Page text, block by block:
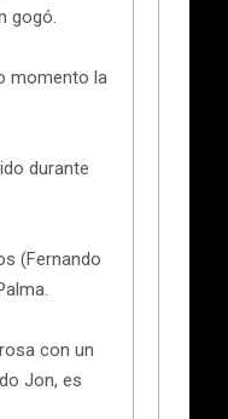
gogó.
momento la
durante
(Fernando
con un
Jon, es